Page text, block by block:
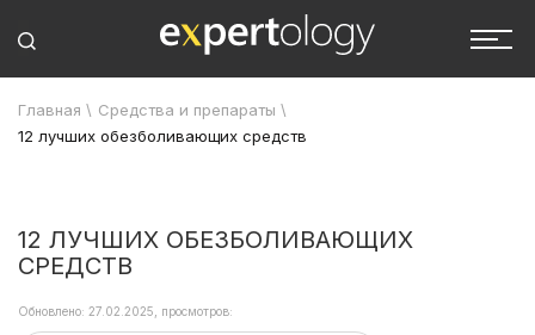
Главная \ Средства и препараты \
12 лучших обезболивающих средств
12 ЛУЧШИХ ОБЕЗБОЛИВАЮЩИХ
СРЕДСТВ
Обновлено: 27.02.2025, просмотров: